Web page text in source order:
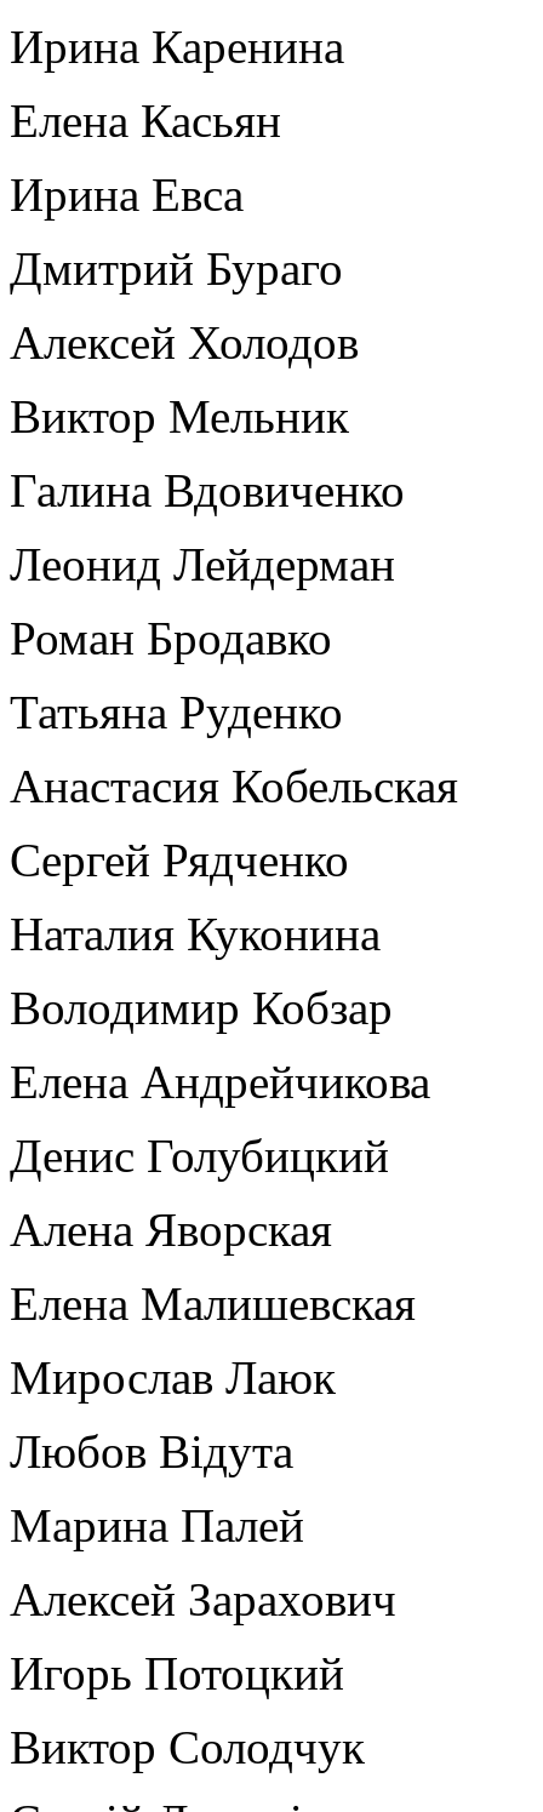
Ирина Каренина
Елена Касьян
Ирина Евса
Дмитрий Бураго
Алексей Холодов
Виктор Мельник
Галина Вдовиченко
Леонид Лейдерман
Роман Бродавко
Татьяна Руденко
Анастасия Кобельская
Сергей Рядченко
Наталия Куконина
Володимир Кобзар
Елена Андрейчикова
Денис Голубицкий
Алена Яворская
Елена Малишевская
Мирослав Лаюк
Любов Відута
Марина Палей
Алексей Зарахович
Игорь Потоцкий
Виктор Солодчук